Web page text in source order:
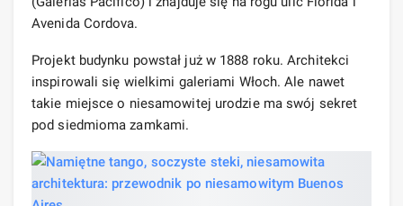
Avenida Cordova.
Projekt budynku powstał już w 1888 roku. Architekci
inspirowali się wielkimi galeriami Włoch. Ale nawet
takie miejsce o niesamowitej urodzie ma swój sekret
pod siedmioma zamkami.